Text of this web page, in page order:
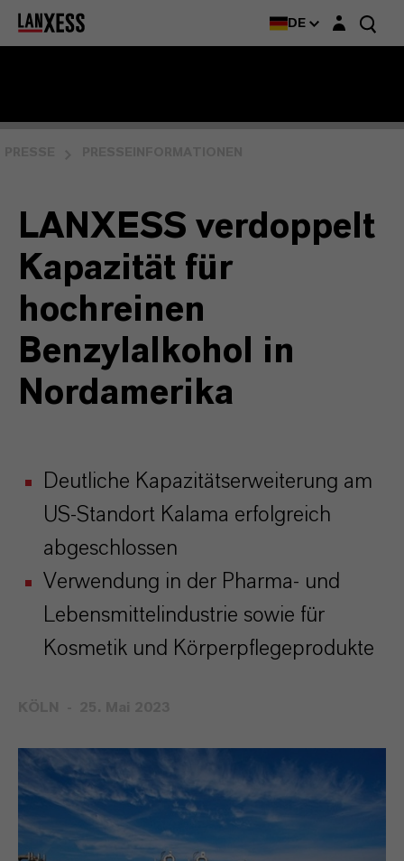
DE Login-Maske
LANXESS verdoppelt
Kapazität für
hochreinen
Benzylalkohol in
Nordamerika
Deutliche Kapazitätserweiterung am
US-Standort Kalama erfolgreich
abgeschlossen
Verwendung in der Pharma- und
Lebensmittelindustrie sowie für
Kosmetik und Körperpflegeprodukte